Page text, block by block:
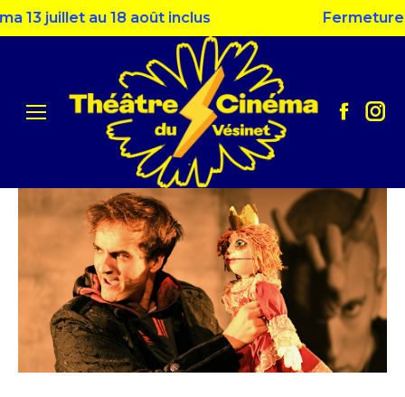
juillet au 18 août inclus Fermeture
in
new
window
in